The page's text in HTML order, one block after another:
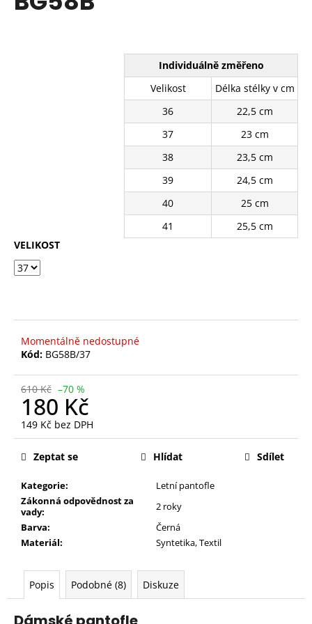
Individuálně změřeno
Velikost
Délka stélky v cm
36
22,5 cm
37
23 cm
38
23,5 cm
39
24,5 cm
40
25 cm
41
25,5 cm
VELIKOST
Momentálně nedostupné
Kód: BG58B/37
610 Kč –70 %
180 Kč
149 Kč bez DPH
Měrná
Kategorie:
Letní pantofle
Zákonná odpovědnost za
vady:
2 roky
Barva:
Černá
Materiál:
Syntetika,Textil
Zeptat se Hlídat Sdílet
Popis Podobné (8) Diskuze